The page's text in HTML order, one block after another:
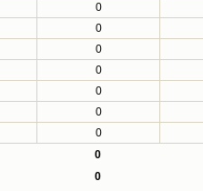
0
0
0
0
0
0
0
0
0